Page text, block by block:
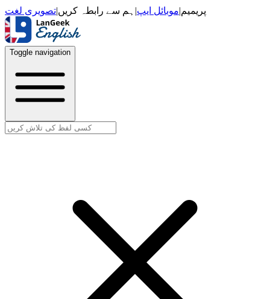
پریمیم|موبائل ایپ| ہم سے رابطہ کریں|تصویری لغت
Toggle navigation